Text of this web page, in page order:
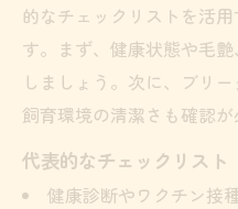
的なチェックリストを活
す。まず、健康状態や毛
しましょう。次に、ブリ
飼育環境の清潔さも確認が
代表的なチェックリスト
健康診断やワクチン接